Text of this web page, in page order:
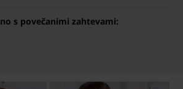
s povečanimi zahtevami: